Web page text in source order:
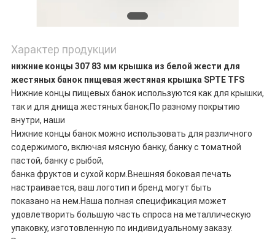
Характер продукции
нижние концы 307 83 мм крышка из белой жести для
жестяных банок пищевая жестяная крышка SPTE TFS
Нижние концы пищевых банок используются как для крышки,
так и для днища жестяных банок;По разному покрытию
внутри, наши
Нижние концы банок можно использовать для различного
содержимого, включая мясную банку, банку с томатной
пастой, банку с рыбой,
банка фруктов и сухой корм.Внешняя боковая печать
настраивается, ваш логотип и бренд могут быть
показано на нем.Наша полная спецификация может
удовлетворить большую часть спроса на металлическую
упаковку, изготовленную по индивидуальному заказу.